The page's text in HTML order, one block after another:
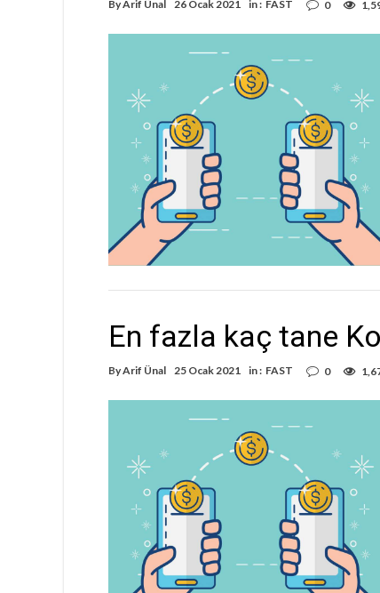
ByArif Ünal 26 Ocak 2021 in : FAST 0
En fazla kaç tane
ByArif Ünal 25 Ocak 2021 in : FAST 0